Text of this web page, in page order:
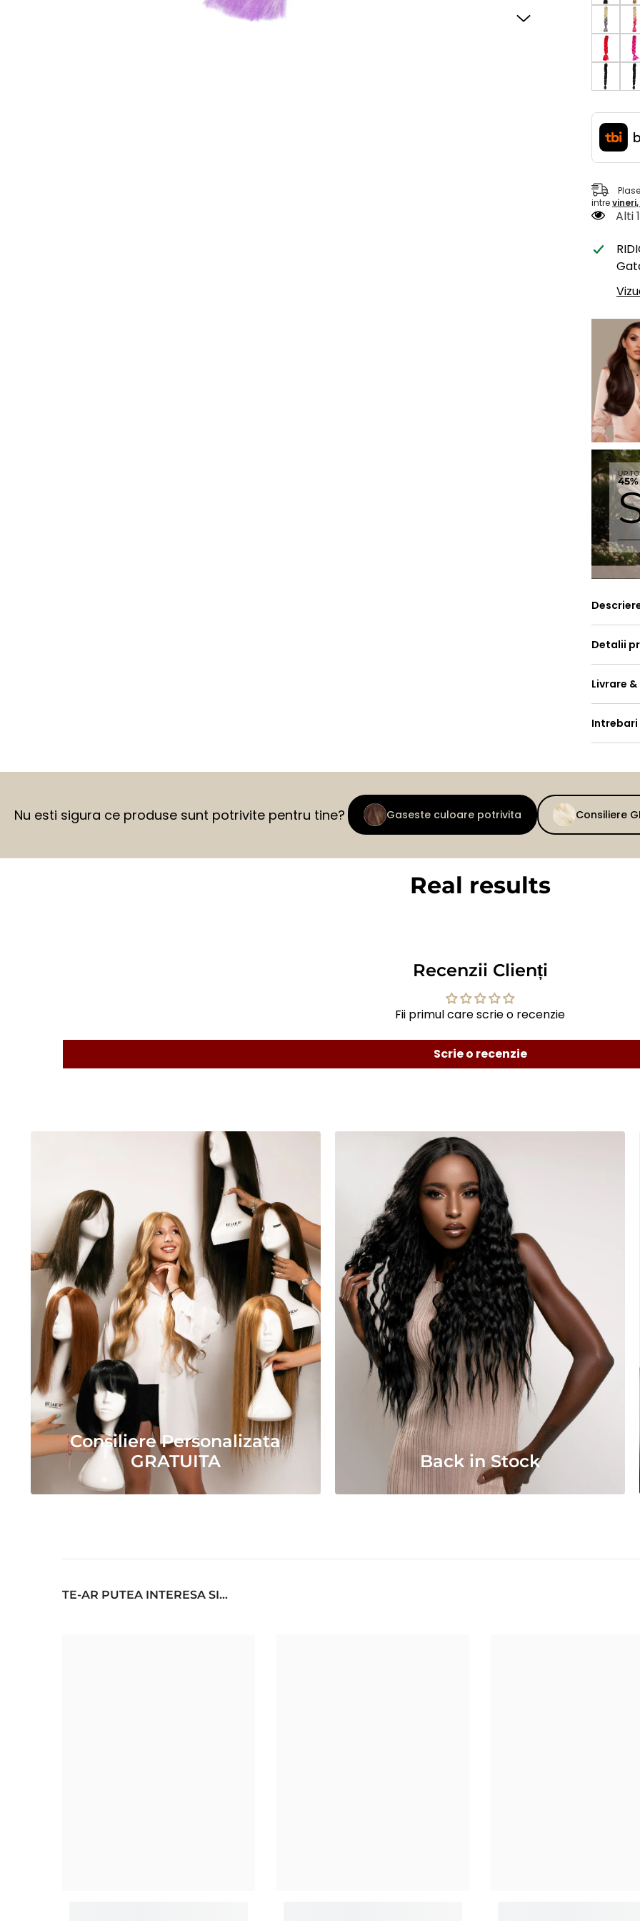
intre
Alti
Detalii
Livrare
Nu esti sigura ce produse sunt potrivite pentru tine? Gaseste culoare potrivita Consiliere
Real results
Recenzii Clienți
Fii primul care scrie o recenzie
Scrie o recenzie
Consiliere Personalizata
GRATUITA
Back in Stock
TE-AR PUTEA INTERESA SI...